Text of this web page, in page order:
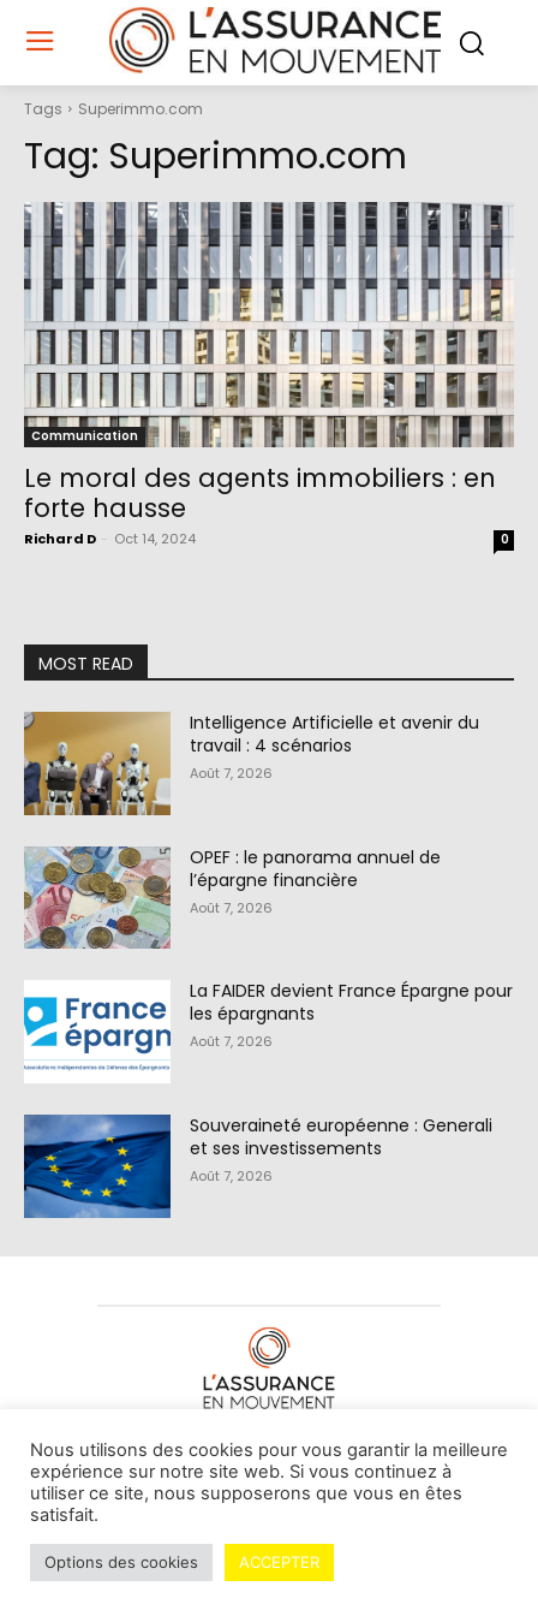
Tags Superimmo.com
Tag: Superimmo.com
Communication
Le moral des agents immobiliers : en
forte hausse
Richard D Oct 14, 2024 0
MOST READ
Intelligence Artificielle et avenir du
travail : 4 scénarios
Août 7, 2026
OPEF : le panorama annuel de
l’épargne financière
Août 7, 2026
La FAIDER devient France Épargne pour
les épargnants
Août 7, 2026
Souveraineté européenne : Generali
et ses investissements
Août 7, 2026
À PROPOS DE NOUS•CONTACT
© L'assurance en mouvement -By Vovoxx Média
Mentions légales Contributeurs
Nous utilisons des cookies pour vous garantir la meilleure
expérience sur notre site web. Si vous continuez à
utiliser ce site, nous supposerons que vous en êtes
satisfait.
Options des cookies ACCEPTER